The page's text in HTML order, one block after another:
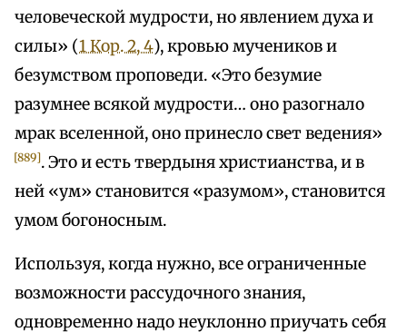
человеческой мудрости, но явлением духа и
силы» (1 Кор. 2, 4), кровью мучеников и
безумством проповеди. «Это безумие
разумнее всякой мудрости… оно разогнало
мрак вселенной, оно принесло свет ведения»
[889]. Это и есть твердыня христианства, и в
ней «ум» становится «разумом», становится
умом богоносным.
Используя, когда нужно, все ограниченные
возможности рассудочного знания,
одновременно надо неуклонно приучать себя